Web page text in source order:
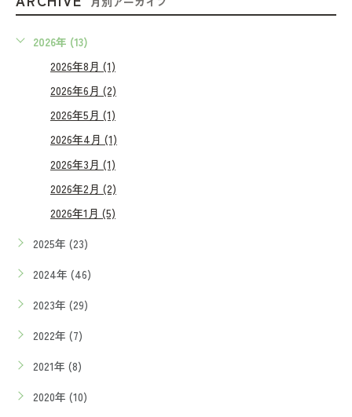
2026年 (13)
2026年8月 (1)
2026年6月 (2)
2026年5月 (1)
2026年4月 (1)
2026年3月 (1)
2026年2月 (2)
2026年1月 (5)
2025年 (23)
2024年 (46)
2023年 (29)
2022年 (7)
2021年 (8)
2020年 (10)